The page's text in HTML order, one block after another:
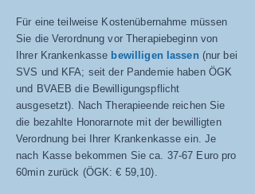
Für eine teilweise Kostenübernahme müssen
Sie die Verordnung vor Therapiebeginn von
Ihrer Krankenkasse bewilligen lassen (nur bei
SVS und KFA; seit der Pandemie habenÖGK
und BVAEB die Bewilligungspflicht
ausgesetzt). Nach Therapieende reichen Sie
die bezahlte Honorarnote mit der bewilligten
Verordnung bei Ihrer Krankenkasse ein. Je
nach Kasse bekommen Sie ca. 37-67 Euro pro
60min zurück (ÖGK: € 59,10).